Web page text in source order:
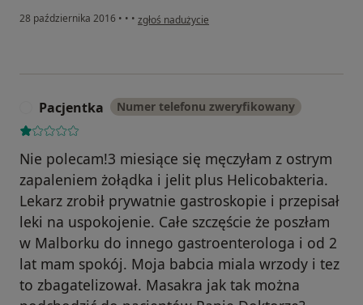
28 października 2016 • • • w opinii użytkownika Konto zostało usunięte
zgłoś nadużycie
Pacjentka Numer telefonu zweryfikowany
Nie polecam!3 miesiące się męczyłam z ostrym
zapaleniem żołądka i jelit plus Helicobakteria.
Lekarz zrobił prywatnie gastroskopie i przepisał
leki na uspokojenie. Całe szczęście że poszłam
w Malborku do innego gastroenterologa i od 2
lat mam spokój. Moja babcia miala wrzody i tez
to zbagatelizował. Masakra jak tak można